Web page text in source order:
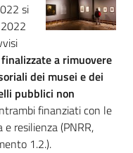
si
a rimuovere
dei musei e dei
pubblici non
finanziati con le
resilienza (PNRR,
1.2.).